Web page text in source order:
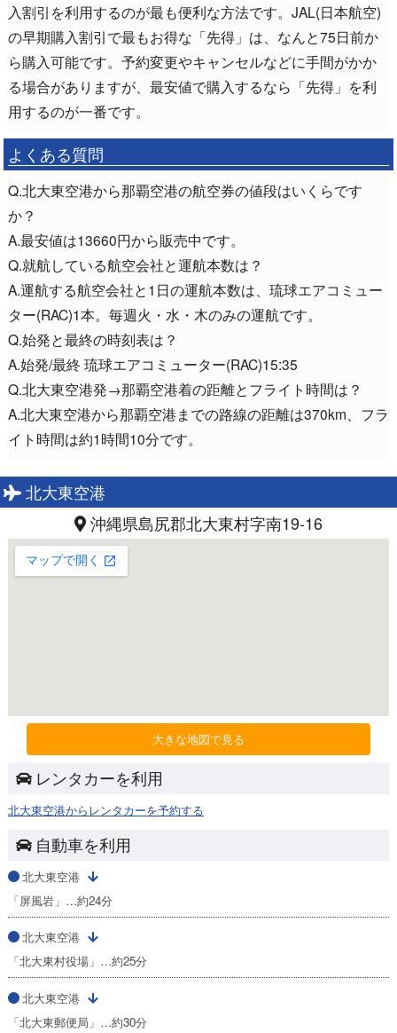
入割引を利用するのが最も便利な方法です。JAL(日本航空)
の早期購入割引で最もお得な「先得」は、なんと75日前か
ら購入可能です。予約変更やキャンセルなどに手間がかか
る場合がありますが、最安値で購入するなら「先得」を利
用するのが一番です。
よくある質問
Q.北大東空港から那覇空港の航空券の値段はいくらです
か？
A.最安値は13660円から販売中です。
Q.就航している航空会社と運航本数は？
A.運航する航空会社と1日の運航本数は、琉球エアコミュー
ター(RAC)1本。毎週火・水・木のみの運航です。
Q.始発と最終の時刻表は？
A.始発/最終 琉球エアコミューター(RAC)15:35
Q.北大東空港発→那覇空港着の距離とフライト時間は？
A.北大東空港から那覇空港までの路線の距離は370km、フラ
イト時間は約1時間10分です。
北大東空港
沖縄県島尻郡北大東村字南19-16
大きな地図で見る
レンタカーを利用
北大東空港からレンタカーを予約する
自動車を利用
北大東空港
「屏風岩」…約24分
北大東空港
「北大東村役場」…約25分
北大東空港
「北大東郵便局」…約30分